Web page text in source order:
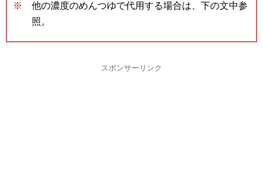
他の濃度のめんつゆで代用する場合は、下の文中参
照。
スポンサーリンク